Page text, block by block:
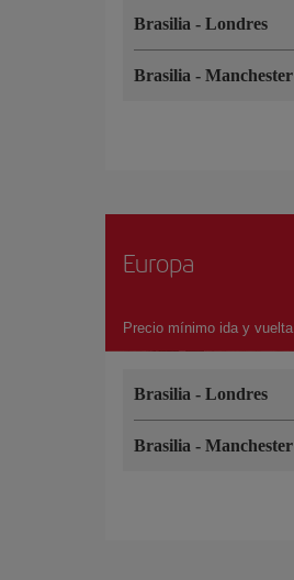
Brasilia - Londres
Brasilia - Manchester
Europa
Precio mínimo ida y vuelta
Brasilia - Londres
Brasilia - Manchester